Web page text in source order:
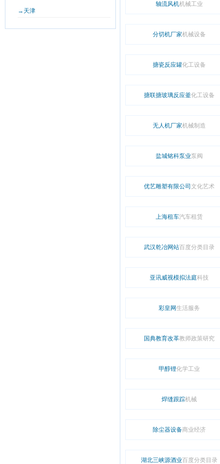
轴流风机机械工业
分切机厂家机械设备
搪瓷反应罐化工设备
搪联搪玻璃反应釜化工设备
无人机厂家机械制造
盐城铭科泵业泵阀
优艺雕塑有限公司 文化艺术
上海租车汽车租赁
武汉乾冶网站百度分类目录
亚讯威视模拟法庭科技
彩皇网生活服务
国典教育改革教师政策研究
甲醇锂化学工业
焊缝跟踪机械
除尘器设备商业经济
湖北三峡源酒业百度分类目录
→天津